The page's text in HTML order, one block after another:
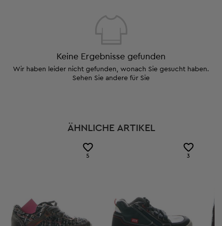
Keine Ergebnisse gefunden
Wir haben leider nicht gefunden, wonach Sie gesucht haben.
Sehen Sie andere für Sie
ÄHNLICHE ARTIKEL
5 3